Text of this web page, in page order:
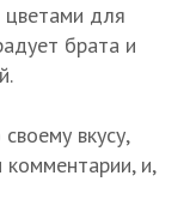
для
брата и
вкусу,
комментарии, и,